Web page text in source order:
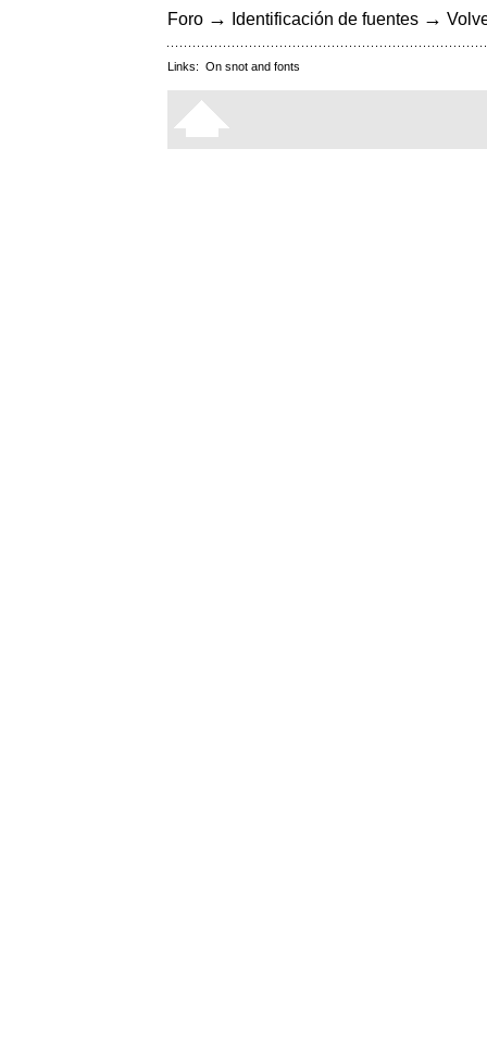
Foro → Identificación de fuentes →
Links: On snot and fonts